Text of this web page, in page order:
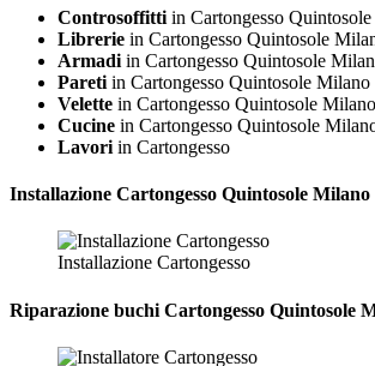
Controsoffitti in Cartongesso
Librerie in Cartongesso Quintosole
Armadi in Cartongesso Quintosole
Pareti in Cartongesso Quintosole Milano
Velette in Cartongesso Quintosole Milano
Cucine in Cartongesso Quintosole
Lavori in Cartongesso
Installazione Cartongesso Quintosole Milano
Installazione Cartongesso
Riparazione buchi Cartongesso Quintosole